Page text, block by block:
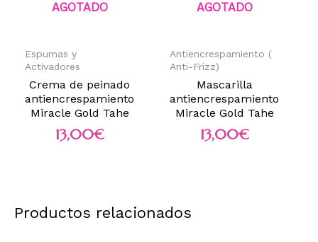
AGOTADO
Espumas y
Activadores
Crema de peinado
antiencrespamiento
Miracle Gold Tahe
13,00€
AGOTADO
Antiencrespamiento (
Anti-Frizz)
Mascarilla
antiencrespamiento
Miracle Gold Tahe
13,00€
Productos relacionados